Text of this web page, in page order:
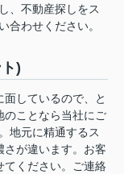
、不動産探しをス
合わせください。
)
面しているので、と
のことなら当社にご
地元に精通するス
さが違います。お客
てください。ご連絡